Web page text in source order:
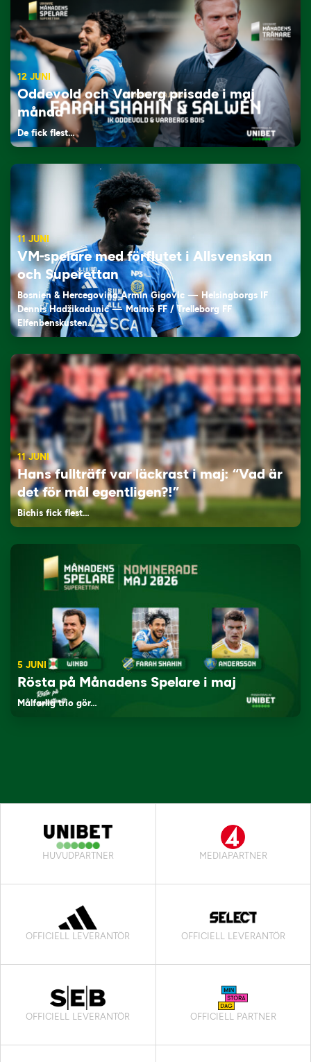
12 JUNI
Oddevold och Varberg prisade i maj
månad
De fick flest…
11 JUNI
VM-spelare med förflutet i Allsvenskan
och Superettan
Bosnien & Hercegovina Armin Gigovic — Helsingborgs IF
Dennis Hadžikadunić — Malmö FF / Trelleborg FF
Elfenbenskusten…
11 JUNI
Hans fullträff var läckrast i maj: “Vad är
det för mål egentligen?!”
Bichis fick flest…
5 JUNI
Rösta på Månadens Spelare i maj
Målfarlig trio gör…
HUVUDPARTNER MEDIAPARTNER
OFFICIELL LEVERANTÖR OFFICIELL LEVERANTÖR
OFFICIELL LEVERANTÖR OFFICIELL PARTNER